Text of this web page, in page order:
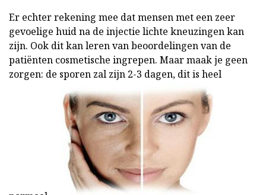
Er echter rekening mee dat mensen met een zeer
gevoelige huid na de injectie lichte kneuzingen kan
zijn. Ook dit kan leren van beoordelingen van de
patiënten cosmetische ingrepen. Maar maak je geen
zorgen: de sporen zal zijn 2-3 dagen, dit is heel